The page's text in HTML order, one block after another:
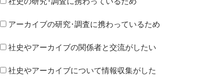
アーカイブの研究･調査に携わっているため
社史やアーカイブの関係者と交流がしたい
社史やアーカイブについて情報収集がした